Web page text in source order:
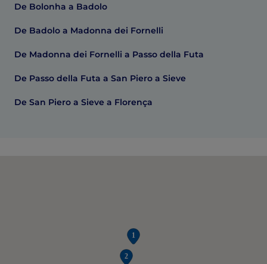
De Bolonha a Badolo
De Badolo a Madonna dei Fornelli
De Madonna dei Fornelli a Passo della Futa
De Passo della Futa a San Piero a Sieve
De San Piero a Sieve a Florença